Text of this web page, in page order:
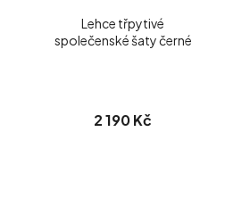
Lehce třpytivé
společenské šaty černé
2 190 Kč